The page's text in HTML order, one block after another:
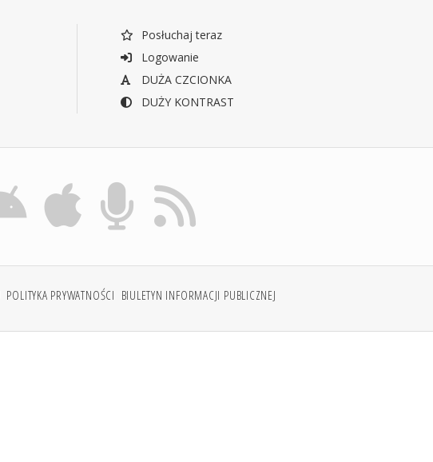
Posłuchaj teraz
Logowanie
DUŻA CZCIONKA
DUŻY KONTRAST
POLITYKA PRYWATNOŚCI BIULETYN INFORMACJI PUBLICZNEJ